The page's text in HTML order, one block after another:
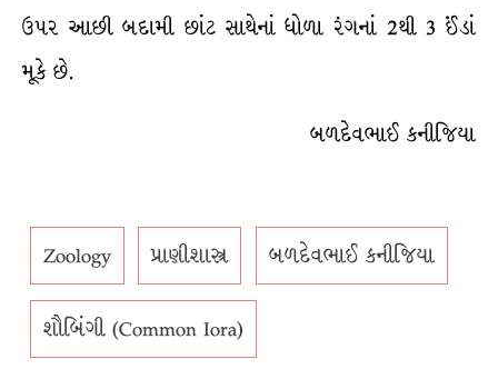
ઉપર આછી બદામી છાંટ સાથેનાં ધોળા રંગનાં 2થી 3 ઈંડાં
મૂકે છે.
બળદેવભાઈ કનીજિયા
Zoology પ્રાણીશાસ્ત્ર બળદેવભાઈ કનીજિયા
શૌબિંગી (Common Iora)